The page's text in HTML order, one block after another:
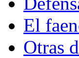
El
Otras